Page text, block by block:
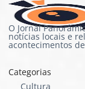
O Jornal
notícias locais e
acontecimentos
Categorias
Cultura